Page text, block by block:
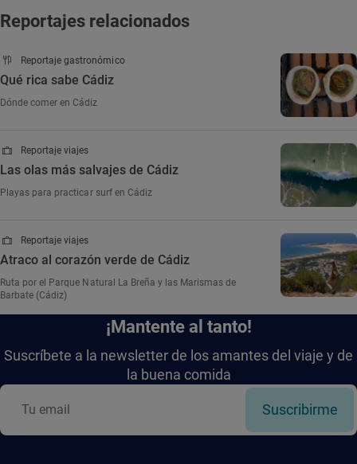
Reportajes relacionados
Reportaje gastronómico
Qué rica sabe Cádiz
Dónde comer en Cádiz
Reportaje viajes
Las olas más salvajes de Cádiz
Playas para practicar surf en Cádiz
Reportaje viajes
Atraco al corazón verde de Cádiz
Ruta por el Parque Natural La Breña y las Marismas de
Barbate (Cádiz)
¡Mantente al tanto!
Suscríbete a la newsletter de los amantes del viaje y de
la buena comida
Suscribirme